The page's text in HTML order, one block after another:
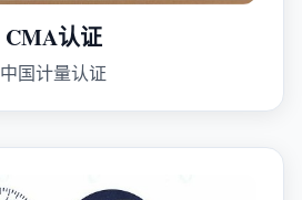
CMA认证
中国计量认证